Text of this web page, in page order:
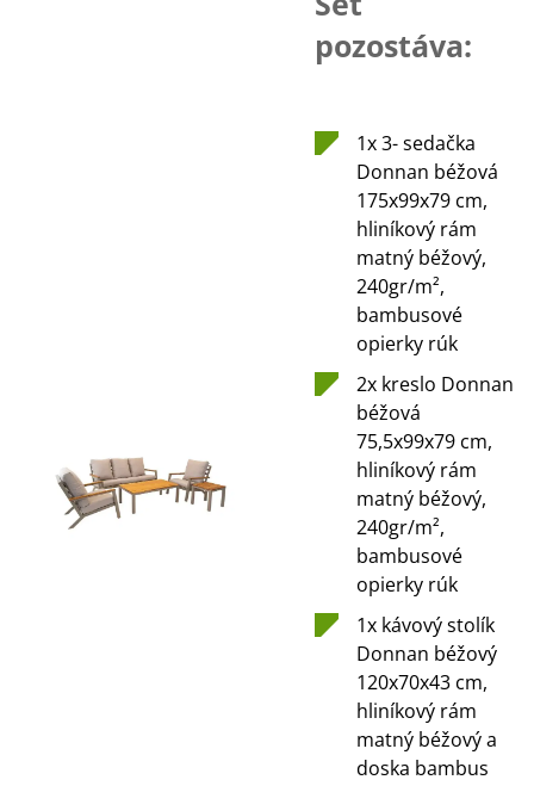
pozostáva:
1x 3- sedačka
Donnan béžová
175x99x79 cm,
hliníkový rám
matný béžový,
240gr/m²,
bambusové
opierky rúk
2x kreslo Donnan
béžová
75,5x99x79 cm,
hliníkový rám
matný béžový,
240gr/m²,
bambusové
opierky rúk
1x kávový stolík
Donnan béžový
120x70x43 cm,
hliníkový rám
matný béžový a
doska bambus